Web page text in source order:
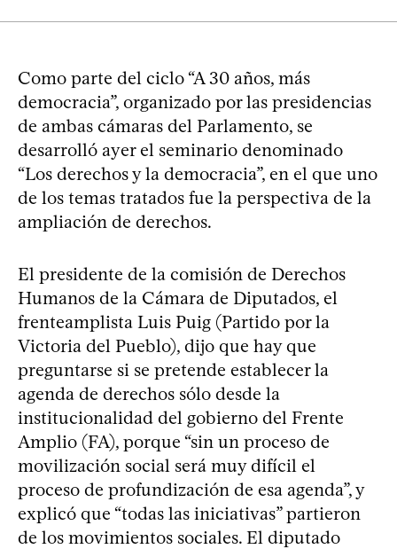
Como parte del ciclo “A 30 años, más
democracia”, organizado por las presidencias
de ambas cámaras del Parlamento, se
desarrolló ayer el seminario denominado
“Los derechos y la democracia”, en el que uno
de los temas tratados fue la perspectiva de la
ampliación de derechos.
El presidente de la comisión de Derechos
Humanos de la Cámara de Diputados, el
frenteamplista Luis Puig (Partido por la
Victoria del Pueblo), dijo que hay que
preguntarse si se pretende establecer la
agenda de derechos sólo desde la
institucionalidad del gobierno del Frente
Amplio (FA), porque “sin un proceso de
movilización social será muy difícil el
proceso de profundización de esa agenda”, y
explicó que “todas las iniciativas” partieron
de los movimientos sociales. El diputado